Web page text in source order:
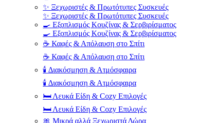
✨ Ξεχωριστές & Πρωτότυπες Συσκευές
✨ Ξεχωριστές & Πρωτότυπες Συσκευές
🍳 Εξοπλισμός Κουζίνας & Σερβιρίσματος
🍳 Εξοπλισμός Κουζίνας & Σερβιρίσματος
☕ Καφές & Απόλαυση στο Σπίτι
☕ Καφές & Απόλαυση στο Σπίτι
🕯️ Διακόσμηση & Ατμόσφαιρα
🕯️ Διακόσμηση & Ατμόσφαιρα
🛏️ Λευκά Είδη & Cozy Επιλογές
🛏️ Λευκά Είδη & Cozy Επιλογές
🎀 Μικρά αλλά Ξεχωριστά Δώρα